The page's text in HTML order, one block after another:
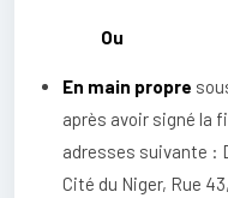
Ou
En main propre
après avoir signé la
adresses suivante :
Cité du Niger, Rue